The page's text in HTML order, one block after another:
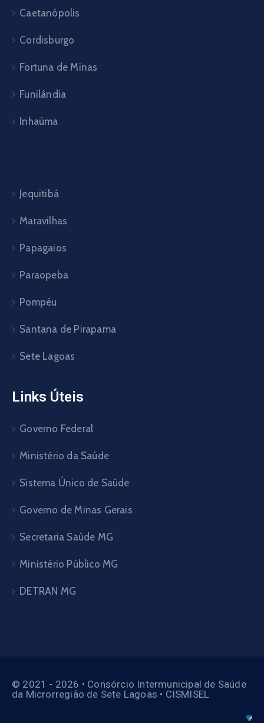
Caetanópolis
Cordisburgo
Fortuna de Minas
Funilândia
Inhaúma
Jequitibá
Maravilhas
Papagaios
Paraopeba
Pompéu
Santana de Pirapama
Sete Lagoas
Links Úteis
Governo Federal
Ministério da Saúde
Sistema Único de Saúde
Governo de Minas Gerais
Secretaria Saúde MG
Ministério Público MG
DETRAN MG
© 2021 - 2026 • Consórcio Intermunicipal de Saúde
da Microrregião de Sete Lagoas • CISMISEL